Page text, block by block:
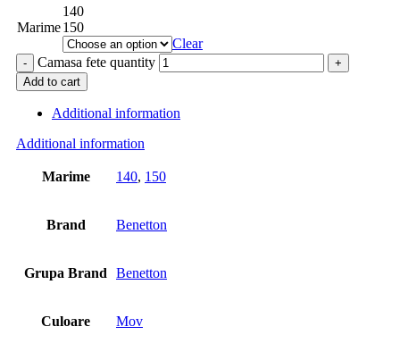
Marime
140
150
Clear
Camasa fete quantity
Add to cart
Additional information
Additional information
Marime 140, 150
Brand Benetton
Grupa Brand Benetton
Culoare Mov